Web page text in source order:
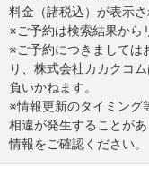
料金（諸税込）が表示さ
※ご予約は検索結果から
※ご予約につきましては
り、株式会社カカクコ
負いかねます。
※情報更新のタイミング
相違が発生することが
情報をご確認ください。